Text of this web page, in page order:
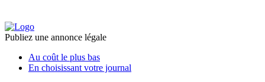
Publiez une annonce légale
Au coût le plus bas
En choisissant votre journal